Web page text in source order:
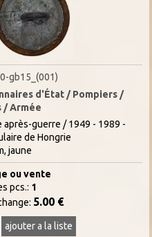
gb15_(001)
d'État / Pompiers /
/ Armée
après-guerre / 1949 - 1989 -
de Hongrie
jaune
ou vente
pcs.: 1
5.00 €
ajouter a la liste